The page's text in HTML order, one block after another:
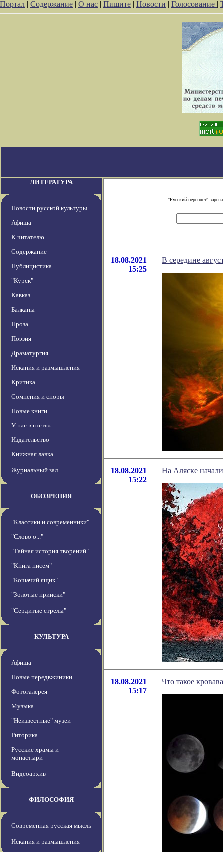
Портал | Содержание | О нас | Пишите | Новости | Голосование |
ЛИТЕРАТУРА
Новости русской культуры
Афиша
К читателю
Содержание
Публицистика
"Курск"
Кавказ
Балканы
Проза
Поэзия
Драматургия
Искания и размышления
Критика
Сомнения и споры
Новые книги
У нас в гостях
Издательство
Книжная лавка
Журнальный зал
ОБОЗРЕНИЯ
"Классики и современники"
"Слово о..."
"Тайная история творений"
"Книга писем"
"Кошачий ящик"
"Золотые прииски"
"Сердитые стрелы"
КУЛЬТУРА
Афиша
Новые передвжиники
Фотогалерея
Музыка
"Неизвестные" музеи
Риторика
Русские храмы и
монастыри
Видеоархив
ФИЛОСОФИЯ
Современная русская мысль
Искания и размышления
"Русский переплет"
18.08.2021
15:25
В середине
18.08.2021
15:22
На Аляске начали
18.08.2021
15:17
Что такое